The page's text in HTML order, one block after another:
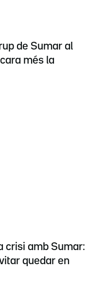
de Sumar al
més la
crisi amb Sumar:
quedar en